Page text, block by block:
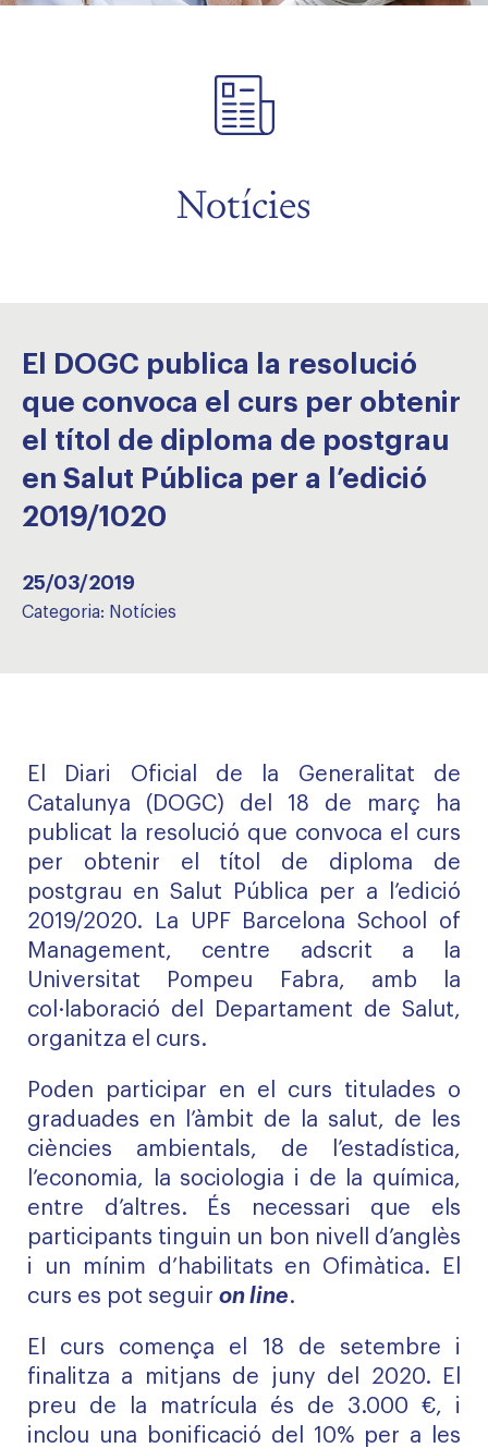
Notícies
El DOGC publica la resolució
que convoca el curs per obtenir
el títol de diploma de postgrau
en Salut Pública per a l’edició
2019/1020
25/03/2019
Categoria: Notícies
El Diari Oficial de la Generalitat de
Catalunya (DOGC) del 18 de març ha
publicat la resolució que convoca el curs
per obtenir el títol de diploma de
postgrau en Salut Pública per a l’edició
2019/2020. La UPF Barcelona School of
Management, centre adscrit a la
Universitat Pompeu Fabra, amb la
col·laboració del Departament de Salut,
organitza el curs.
Poden participar en el curs titulades o
graduades en l’àmbit de la salut, de les
ciències ambientals, de l’estadística,
l’economia, la sociologia i de la química,
entre d’altres. És necessari que els
participants tinguin un bon nivell d’anglès
i un mínim d’habilitats en Ofimàtica. El
curs es pot seguir on line.
El curs comença el 18 de setembre i
finalitza a mitjans de juny del 2020. El
preu de la matrícula és de 3.000 €, i
inclou una bonificació del 10% per a les